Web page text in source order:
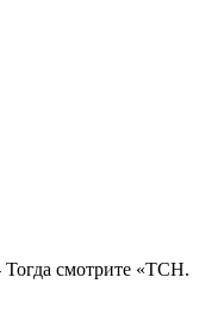
Тогда смотрите «ТСН.